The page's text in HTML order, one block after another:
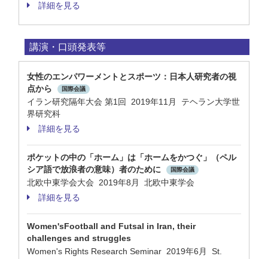
詳細を見る
講演・口頭発表等
女性のエンパワーメントとスポーツ：日本人研究者の視
点から
国際会議
イラン研究隔年大会 第1回 2019年11月 テヘラン大学世
界研究科
詳細を見る
ポケットの中の「ホーム」は「ホームをかつぐ」（ペル
シア語で放浪者の意味）者のために
国際会議
北欧中東学会大会 2019年8月 北欧中東学会
詳細を見る
Women'sFootball and Futsal in Iran, their
challenges and struggles
Women's Rights Research Seminar 2019年6月 St.